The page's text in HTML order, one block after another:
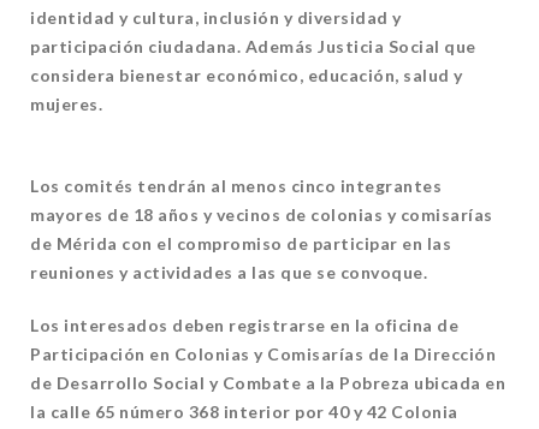
identidad y cultura, inclusión y diversidad y
participación ciudadana. Además Justicia Social que
considera bienestar económico, educación, salud y
mujeres.
Los comités tendrán al menos cinco integrantes
mayores de 18 años y vecinos de colonias y comisarías
de Mérida con el compromiso de participar en las
reuniones y actividades a las que se convoque.
Los interesados deben registrarse en la oficina de
Participación en Colonias y Comisarías de la Dirección
de Desarrollo Social y Combate a la Pobreza ubicada en
la calle 65 número 368 interior por 40 y 42 Colonia